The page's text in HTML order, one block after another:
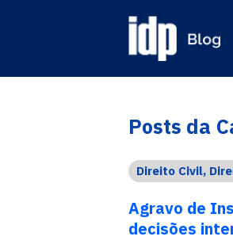
Posts da
Direito Civil,
Agravo de
decisões